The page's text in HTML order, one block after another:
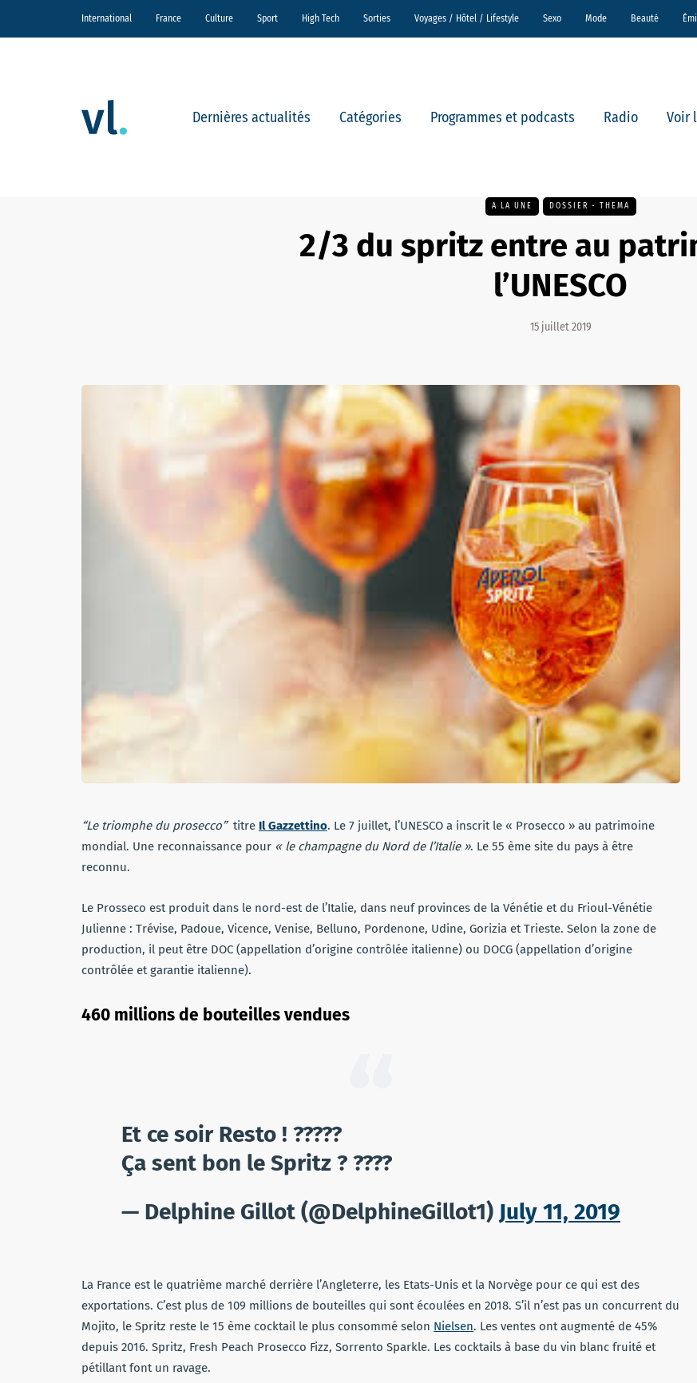
International France Culture Sport High Tech Sorties Voyages / Hôtel / Lifestyle Sexo Mode Beauté
Dernières actualités Catégories Programmes et podcasts Radio Voir
A LA UNE DOSSIER - THEMA
2/3 du spritz entre au
l’UNESCO
15 juillet 2019
“Le triomphe du prosecco”titre Il Gazzettino. Le 7 juillet, l’UNESCO a inscrit le « Prosecco » au patrimoine
mondial. Une reconnaissance pour « le champagne du Nord de l’Italie ». Le 55 ème site du pays à être
reconnu.
Le Prosseco est produit dans le nord-est de l’Italie, dans neuf provinces de la Vénétie et du Frioul-Vénétie
Julienne : Trévise, Padoue, Vicence, Venise, Belluno, Pordenone, Udine, Gorizia et Trieste. Selon la zone de
production, il peut être DOC (appellation d’origine contrôlée italienne) ou DOCG (appellation d’origine
contrôlée et garantie italienne).
460 millions de bouteilles vendues
Et ce soir Resto ! ?????
Ça sent bon le Spritz ? ????
— Delphine Gillot (@DelphineGillot1) July 11, 2019
La France est le quatrième marché derrière l’Angleterre, les Etats-Unis et la Norvège pour ce qui est des
exportations. C’est plus de 109 millions de bouteilles qui sont écoulées en 2018. S’il n’est pas un concurrent du
Mojito, le Spritz reste le 15 ème cocktail le plus consommé selon Nielsen. Les ventes ont augmenté de 45%
depuis 2016. Spritz, Fresh Peach Prosecco Fizz, Sorrento Sparkle. Les cocktails à base du vin blanc fruité et
pétillant font un ravage.